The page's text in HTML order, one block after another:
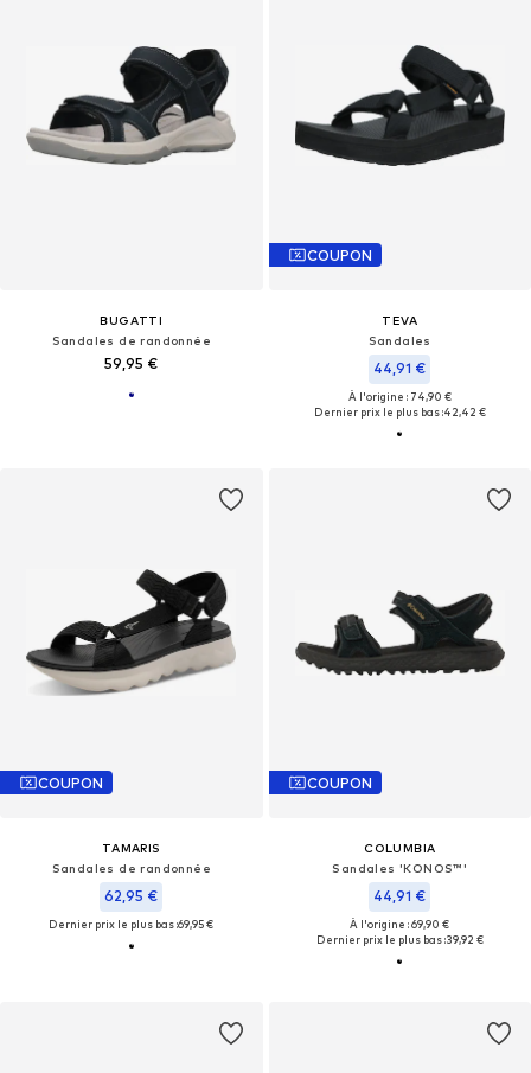
BUGATTI
Sandales de randonnée
59,95 €
COUPON
TEVA
Sandales
44,91 €
À l'origine : 74,90 €
Dernier prix le plus bas :42,42 €
COUPON
TAMARIS
Sandales de randonnée
62,95 €
Dernier prix le plus bas :69,95 €
COUPON
COLUMBIA
Sandales 'KONOS™'
44,91 €
À l'origine : 69,90 €
Dernier prix le plus bas :39,92 €